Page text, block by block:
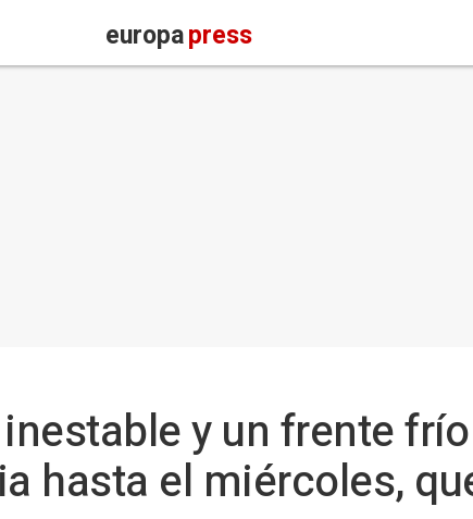
europapress
y un frente
hasta el miércoles,